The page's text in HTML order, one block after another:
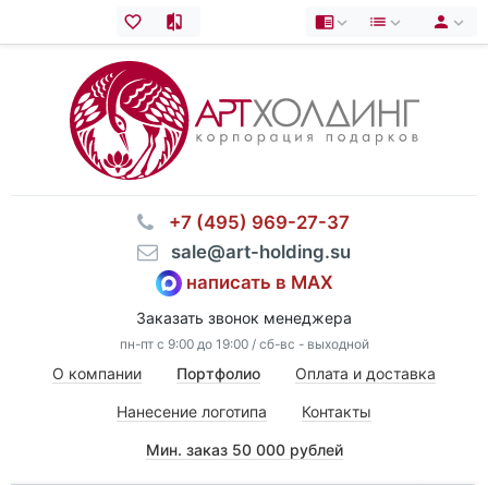
⠀+7 (495) 969-27-37
⠀sale@art-holding.su
написать в MAX
Заказать звонок менеджера
пн-пт с 9:00 до 19:00 / сб-вс - выходной
О компании Портфолио Оплата и доставка
Нанесение логотипа Контакты
Мин. заказ 50 000 рублей